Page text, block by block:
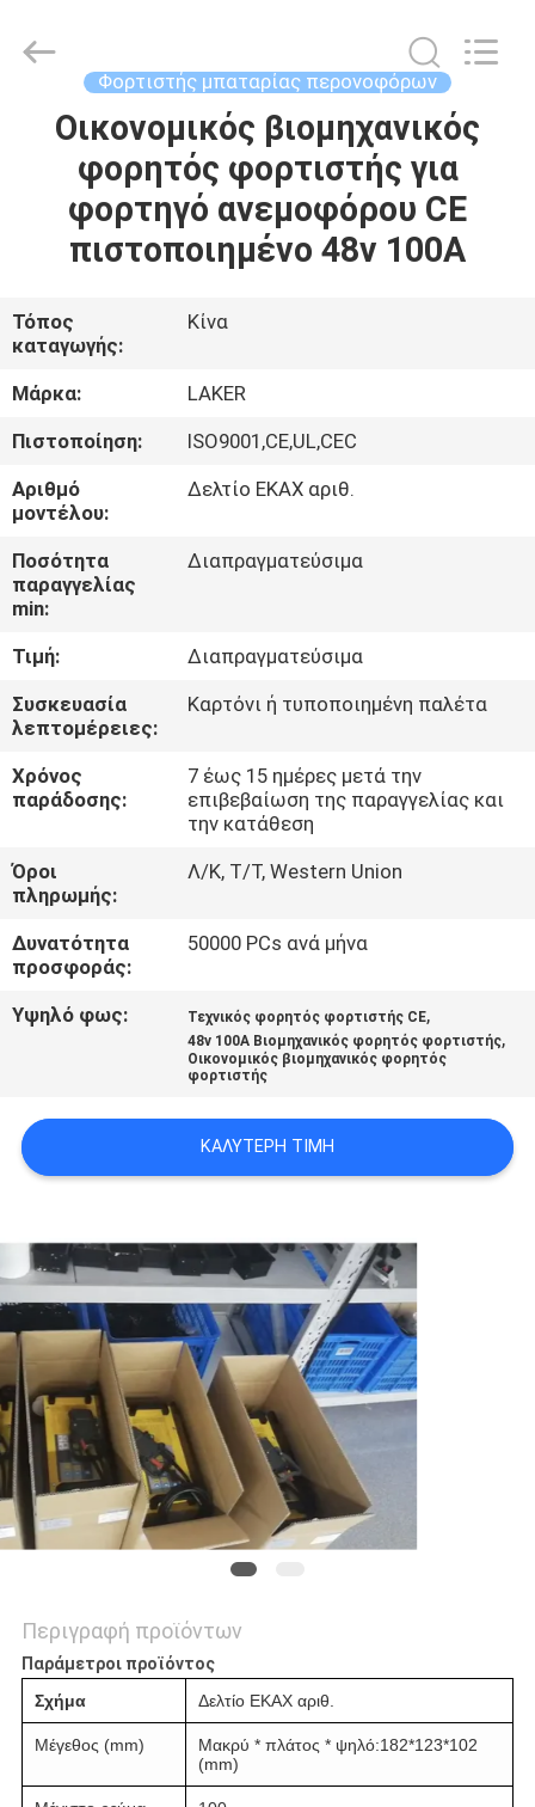
ΑΡΧΙΚΉ
ΣΕΛΊΔΑ
ΠΡΟΪΌΝΤΑ
ΣΧΕΤΙΚΆ
ΜΕ
ΕΜΆΣ
ΓΎΡΟΣ
ΕΡΓΟΣΤΑΣΊΩΝ
ΠΟΙΟΤΙΚΌΣ
ΈΛΕΓΧΟΣ
ΕΠΑΦΉ
ΝΈΑ
SITEMAP
ΠΟΛΙΤΙΚΉ
ΑΠΟΡΡΉΤΟΥ
CO.,LIMITED.
Φορτιστής μπαταρίας περονοφόρων
Οικονομικός βιομηχανικός
φορητός φορτιστής για
φορτηγό ανεμοφόρου CE
πιστοποιημένο 48v 100A
Τόπος
καταγωγής:
Κίνα
Μάρκα:
LAKER
Πιστοποίηση:
ISO9001,CE,UL,CEC
Αριθμό
μοντέλου:
Δελτίο ΕΚΑΧ αριθ.
Ποσότητα
παραγγελίας
min:
Διαπραγματεύσιμα
Τιμή:
Διαπραγματεύσιμα
Συσκευασία
λεπτομέρειες:
Καρτόνι ή τυποποιημένη παλέτα
Χρόνος
παράδοσης:
7 έως 15 ημέρες μετά την
επιβεβαίωση της παραγγελίας και
την κατάθεση
Όροι
πληρωμής:
Λ/Κ, Τ/Τ, Western Union
Δυνατότητα
προσφοράς:
50000 PCs ανά μήνα
Υψηλό φως: Τεχνικός φορητός φορτιστής CE,
48v 100A Βιομηχανικός φορητός φορτιστής,
Οικονομικός βιομηχανικός φορητός
φορτιστής
ΚΑΛΎΤΕΡΗ ΤΙΜΉ
Περιγραφή προϊόντων
Παράμετροι προϊόντος
Σχήμα
Δελτίο ΕΚΑΧ αριθ.
Μέγεθος (mm) Μακρύ * πλάτος * ψηλό:182*123*102
(mm)